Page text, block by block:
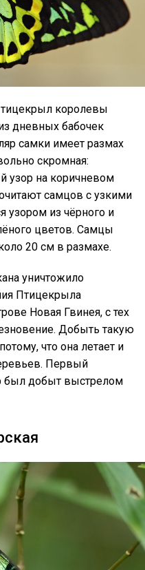
королевы
дневных бабочек
самки имеет размах
скромная:
узор на коричневом
самцов с узкими
из чёрного и
цветов. Самцы
20 см в размахе.
уничтожило
Птицекрыла
Новая Гвинея, с тех
Добыть такую
что она летает и
Первый
был добыт выстрелом